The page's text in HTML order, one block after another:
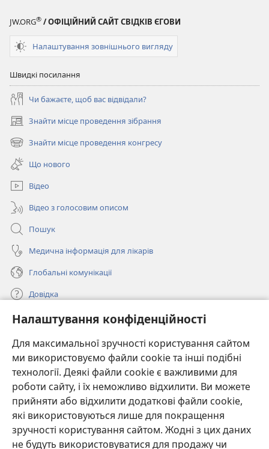
Налаштування конфіденційності
Для максимальної зручності користування сайтом
ми використовуємо файли cookie та інші подібні
технології. Деякі файли cookie є важливими для
роботи сайту, і їх неможливо відхилити. Ви можете
прийняти або відхилити додаткові файли cookie,
які використовуються лише для покращення
зручності користування сайтом. Жодні з цих даних
не будуть використовуватися для продажу чи
JW.ORG® / ОФІЦІЙНИЙ САЙТ СВІДКІВ ЄГОВИ
Налаштування зовнішнього вигляду
Швидкі посилання
Чи бажаєте, щоб вас відвідали?
Знайти місце проведення зібрання
(відкривається
у
новому
вікні)
Знайти місце проведення конгресу
(відкривається
новому
вікні)
Що нового
Відео
Відео з голосовим описом
Пошук
Медична інформація для лікарів
Глобальні комунікації
Довідка
Пожертви
(відкривається
у
новому
вікні)
ОНЛАЙН-БІБЛІОТЕКА Товариства «Вартова башта»™
(відкривається
у
новому
вікні)
JW Hub ®
(відкривається
у
новомуJW Library
Watchtower Library